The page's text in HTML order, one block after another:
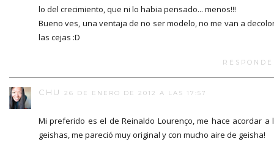
lo del crecimiento, que ni lo habia pensado... menos!!!
Bueno ves, una ventaja de no ser modelo, no me van a
las cejas :D
CHU 26 DE ENERO DE 2012 A LAS 17:57
Mi preferido es el de Reinaldo Lourenço, me hace acordar a
geishas, me pareció muy original y con mucho aire de geisha!